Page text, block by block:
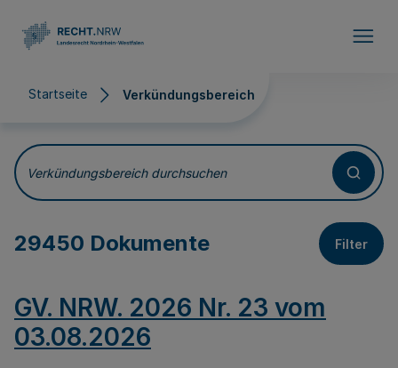
Startseite Verkündungsbereich
Verkündungsbereich
Verkündungsbereich durchsuchen
29450 Dokumente Filter
GV. NRW. 2026 Nr. 23 vom
03.08.2026